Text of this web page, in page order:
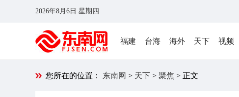
2026年8月6日 星期四
福建 台海 海外 天下 视频
您所在的位置： 东南网 > 天下 > 聚焦 > 正文